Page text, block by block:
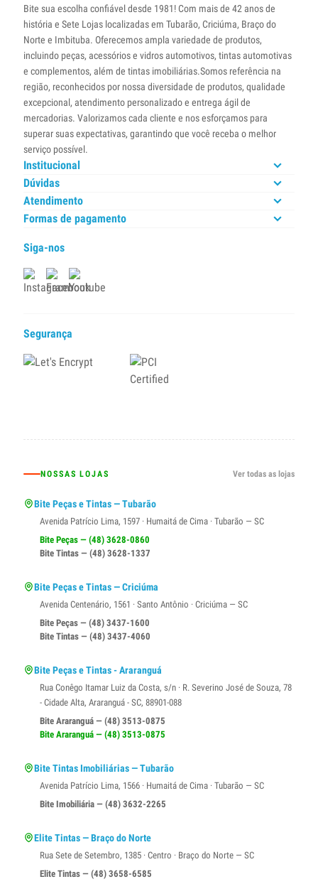
Bite sua escolha confiável desde 1981! Com mais de 42 anos de
história e Sete Lojas localizadas em Tubarão, Criciúma, Braço do
Norte e Imbituba. Oferecemos ampla variedade de produtos,
incluindo peças, acessórios e vidros automotivos, tintas automotivas
e complementos, além de tintas imobiliárias.Somos referência na
região, reconhecidos por nossa diversidade de produtos, qualidade
excepcional, atendimento personalizado e entrega ágil de
mercadorias. Valorizamos cada cliente e nos esforçamos para
superar suas expectativas, garantindo que você receba o melhor
serviço possível.
Institucional
Dúvidas
Atendimento
Formas de pagamento
Siga-nos
Segurança
NOSSAS LOJAS Ver todas as lojas
Bite Peças e Tintas — Tubarão
Avenida Patrício Lima, 1597 · Humaitá de Cima · Tubarão — SC
Bite Peças — (48) 3628-0860
Bite Tintas — (48) 3628-1337
Bite Peças e Tintas — Criciúma
Avenida Centenário, 1561 · Santo Antônio · Criciúma — SC
Bite Peças — (48) 3437-1600
Bite Tintas — (48) 3437-4060
Bite Peças e Tintas - Araranguá
Rua Conêgo Itamar Luiz da Costa, s/n · R. Severino José de Souza, 78
- Cidade Alta, Araranguá - SC, 88901-088
Bite Araranguá — (48) 3513-0875
Bite Araranguá — (48) 3513-0875
Bite Tintas Imobiliárias — Tubarão
Avenida Patrício Lima, 1566 · Humaitá de Cima · Tubarão — SC
Bite Imobiliária — (48) 3632-2265
Elite Tintas — Braço do Norte
Rua Sete de Setembro, 1385 · Centro · Braço do Norte — SC
Elite Tintas — (48) 3658-6585